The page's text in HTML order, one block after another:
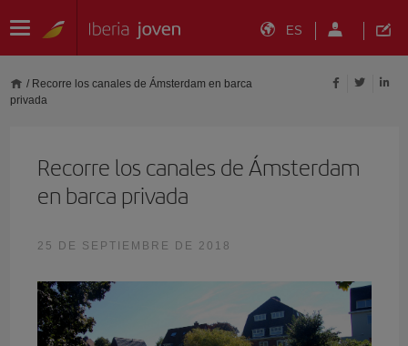
ES
/ Recorre los canales de Ámsterdam en barca
privada
Recorre los canales de Ámsterdam
en barca privada
25 DE SEPTIEMBRE DE 2018